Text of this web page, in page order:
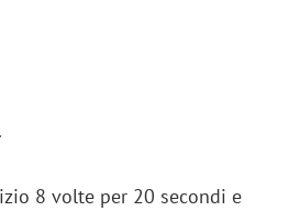
8 volte per 20 secondi e